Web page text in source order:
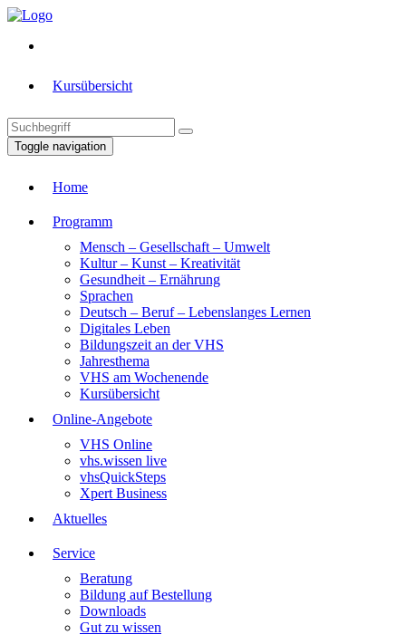
Kursübersicht
Toggle navigation
Home
Programm
Mensch – Gesellschaft – Umwelt
Kultur – Kunst – Kreativität
Gesundheit – Ernährung
Sprachen
Deutsch – Beruf – Lebenslanges Lernen
Digitales Leben
Bildungszeit an der VHS
Jahresthema
VHS am Wochenende
Kursübersicht
Online-Angebote
VHS Online
vhs.wissen live
vhsQuickSteps
Xpert Business
Aktuelles
Service
Beratung
Bildung auf Bestellung
Downloads
Gut zu wissen